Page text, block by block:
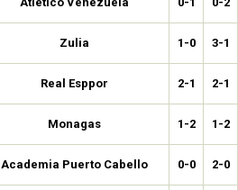
Zulia 1-0 3-1
Real Esppor 2-1 2-1
Monagas 1-2 1-2
Academia Puerto Cabello 0-0 2-0